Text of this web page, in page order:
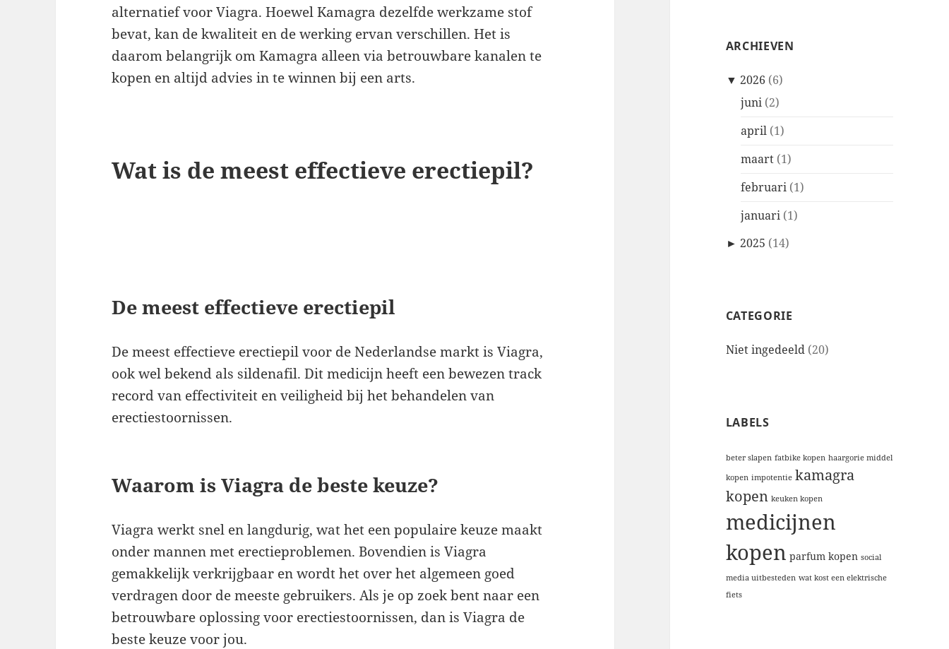
ARCHIEVEN
▼ 2026 (6)
juni (2)
april (1)
maart (1)
februari (1)
januari (1)
► 2025 (14)
CATEGORIE
Niet ingedeeld (20)
LABELS
beter slapen fatbike kopen haargorie middel
kopen impotentie kamagra
kopen keuken kopen
medicijnen
kopen parfum kopen social
media uitbesteden wat kost een elektrische
fiets
alternatief voor Viagra. Hoewel Kamagra dezelfde werkzame stof
bevat, kan de kwaliteit en de werking ervan verschillen. Het is
daarom belangrijk om Kamagra alleen via betrouwbare kanalen te
kopen en altijd advies in te winnen bij een arts.
Wat is de meest effectieve erectiepil?
De meest effectieve erectiepil
De meest effectieve erectiepil voor de Nederlandse markt is Viagra,
ook wel bekend als sildenafil. Dit medicijn heeft een bewezen track
record van effectiviteit en veiligheid bij het behandelen van
erectiestoornissen.
Waarom is Viagra de beste keuze?
Viagra werkt snel en langdurig, wat het een populaire keuze maakt
onder mannen met erectieproblemen. Bovendien is Viagra
gemakkelijk verkrijgbaar en wordt het over het algemeen goed
verdragen door de meeste gebruikers. Als je op zoek bent naar een
betrouwbare oplossing voor erectiestoornissen, dan is Viagra de
beste keuze voor jou.